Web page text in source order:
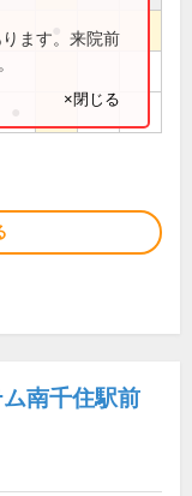
ます。来院前
×閉じる
南千住駅前